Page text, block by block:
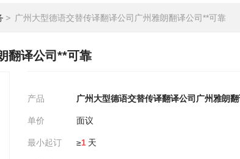
> 广州大型德语交替传译翻译公司广州雅朗翻译公司**可靠
翻译公司**可靠
产品 广州大型德语交替传译翻译公司广州雅朗
单价 面议
最小起订 ≥1 天